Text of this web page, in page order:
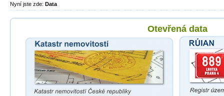
Nyní jste zde: Data
Otevřená data